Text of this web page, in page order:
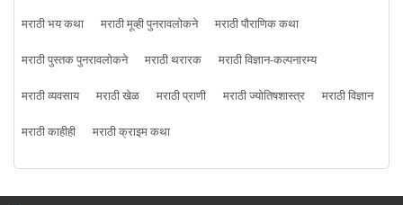
मराठी भय कथा
मराठी मूव्ही पुनरावलोकने
मराठी पौराणिक कथा
मराठी पुस्तक पुनरावलोकने
मराठी थरारक
मराठी विज्ञान-कल्पनारम्य
मराठी व्यवसाय
मराठी खेळ मराठी प्राणी मराठी ज्योतिषशास्त्र
मराठी विज्ञान
मराठी काहीही
मराठी क्राइम कथा